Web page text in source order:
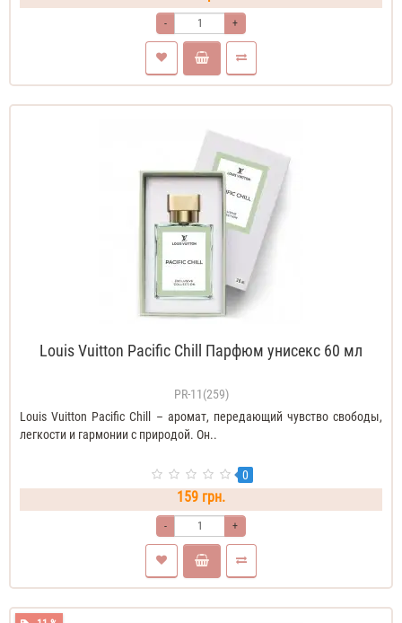
- +
Louis Vuitton Pacific Chill Парфюм унисекс 60 мл
PR-11(259)
Louis Vuitton Pacific Chill – аромат, передающий чувство свободы,
легкости и гармонии с природой. Он..
0
159 грн.
- +